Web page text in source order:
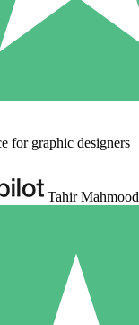
for graphic designers
Tahir Mahmood